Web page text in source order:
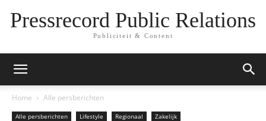
Pressrecord Public Relations
Publiciteit & Content
Home Alle persberichten
Alle persberichten Lifestyle Regionaal Zakelijk